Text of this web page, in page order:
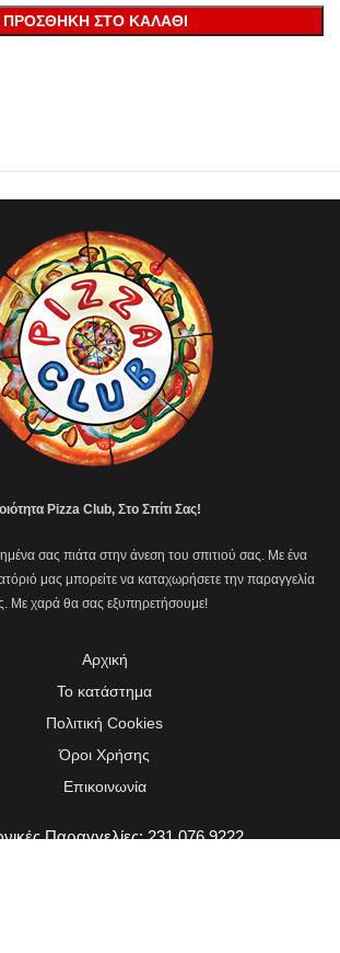
ΠΡΟΣΘΉΚΗ ΣΤΟ ΚΑΛΆΘΙ
Pizza Club, Στο Σπίτι Σας!
σας πιάτα στην άνεση του σπιτιού σας. Με ένα
μας μπορείτε να καταχωρήσετε την παραγγελία
Με χαρά θα σας εξυπηρετήσουμε!
Αρχική
Το κατάστημα
Πολιτική Cookies
Όροι Χρήσης
Επικοινωνία
Παραγγελίες: 231 076 9222